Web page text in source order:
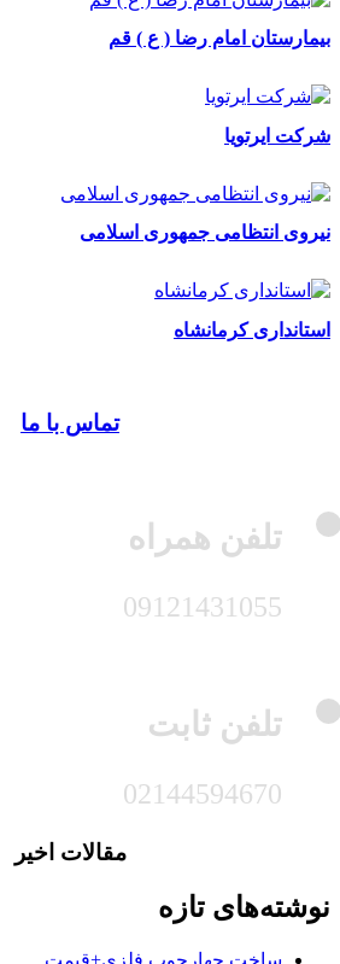
بیمارستان امام رضا ( ع ) قم
شرکت ایرتویا
نیروی انتظامی جمهوری اسلامی
استانداری کرمانشاه
تماس با ما
تلفن همراه
09121431055
تلفن ثابت
02144594670
مقالات اخیر
نوشته‌های تازه
ساخت چهارچوب فلزی+قیمت